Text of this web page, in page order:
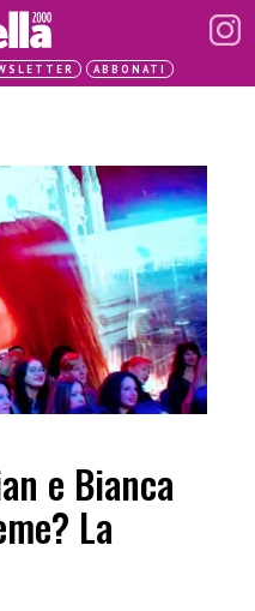
ABBONATI
e Bianca
La